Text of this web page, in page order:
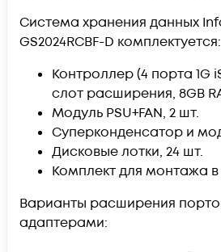
Система хранения данных
GS2024RCBF-D комплектуется:
Контроллер (4 порта 1G
слот расширения, 8GB
Модуль PSU+FAN, 2 шт.
Суперконденсатор и
Дисковые лотки, 24 шт.
Комплект для монтажа в
Варианты расширения
адаптерами: